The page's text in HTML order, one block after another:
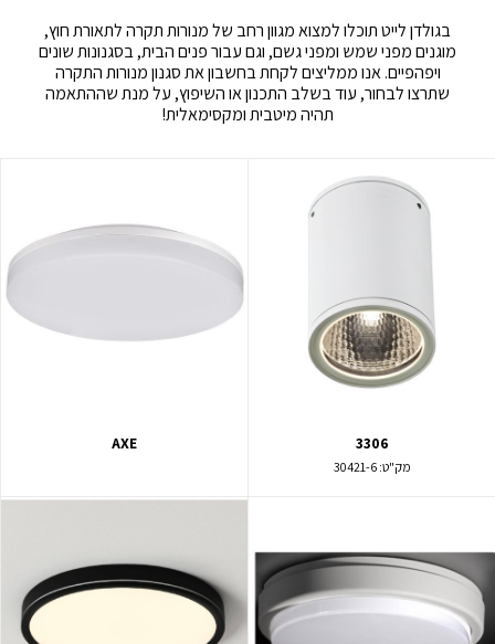
בגולדן לייט תוכלו למצוא מגוון רחב של מנורות תקרה לתאורת חוץ,
מוגנים מפני שמש ומפני גשם, וגם עבור פנים הבית, בסגנונות שונים
ויפהפיים. אנו ממליצים לקחת בחשבון את סגנון מנורות התקרה
שתרצו לבחור, עוד בשלב התכנון או השיפוץ, על מנת שההתאמה
תהיה מיטבית ומקסימאלית!
3306
מק"ט:30421-6
AXE